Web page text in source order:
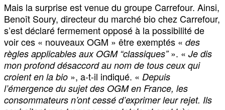
Mais la surprise est venue du groupe Carrefour. Ainsi,
Benoît Soury, directeur du marché bio chez Carrefour,
s’est déclaré fermement opposé à la possibilité de
voir ces « nouveaux OGM » être exemptés « des
règles applicables aux OGM “classiques”». « Je dis
mon profond désaccord au nom de tous ceux qui
croient en la bio », a-t-il indiqué. « Depuis
l’émergence du sujet des OGM en France, les
consommateurs n’ont cessé d’exprimer leur rejet. Ils